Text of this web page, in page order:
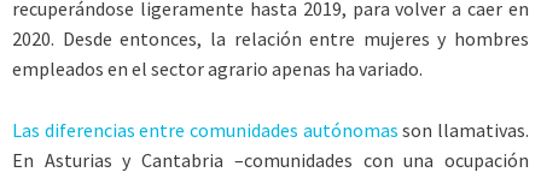
recuperándose ligeramente hasta 2019, para volver a caer en
2020. Desde entonces, la relación entre mujeres y hombres
empleados en el sector agrario apenas ha variado.
Las diferencias entre comunidades autónomas son llamativas.
En Asturias y Cantabria –comunidades con una ocupación